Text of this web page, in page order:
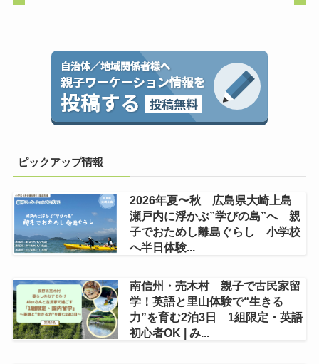
ピックアップ情報
2026年夏〜秋 広島県大崎上島
瀬戸内に浮かぶ”学びの島”へ 親
子でおためし離島ぐらし 小学校
へ半日体験...
南信州・売木村 親子で古民家留
学！英語と里山体験で“生きる
力”を育む2泊3日 1組限定・英語
初心者OK | み...